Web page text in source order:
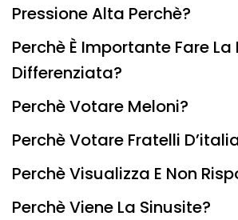
Pressione Alta Perchè?
Perchè È Importante Fare
Differenziata?
Perchè Votare Meloni?
Perchè Votare Fratelli
Perchè Visualizza E Non
Perchè Viene La Sinusite?